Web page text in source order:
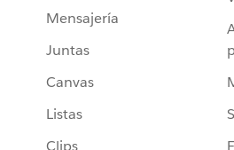
Mensajería
Juntas
Canvas
Listas
Clips